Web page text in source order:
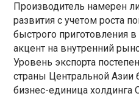
Производитель намерен
развития с учетом роста
быстрого приготовления в
акцент на внутренний
Уровень экспорта
страны Центральной Азии
бизнес-единица